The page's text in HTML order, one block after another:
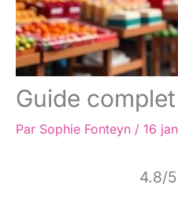
Guide
Par Sophie Fonteyn / 16
4.8/